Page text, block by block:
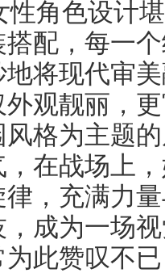
性角色设计
配，每一
将现代审
观靓丽，
格为主题
在战场上
，充满力
成为一场
此赞叹不